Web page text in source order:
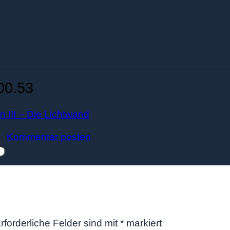
III – Die Lichtwand
Kommentar posten
Felder sind mit * markiert